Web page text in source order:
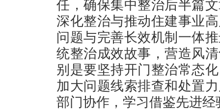
任，确保集中整治后半篇
深化整治与推动住建事业
问题与完善长效机制一体
统整治成效故事，营造风
别是要坚持开门整治常态
加大问题线索排查和处置
部门协作，学习借鉴先进